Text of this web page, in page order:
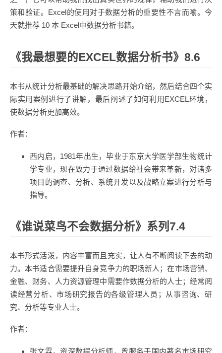
策和验证。Excel的使用对于数据分析的重要性不言而喻。今
天就推荐 10 本 Excel中数据分析书籍。
《我最想要的EXCEL数据分析书》8.6
本书从统计分析最基础的解决思路开始介绍，然后结合四个实
际实用案例进行了讲解，最后阐述了如何利用EXCEL环境，
使数据分析更加高效。
作者：
西内启，1981年出生，毕业于东京大学医学部生物统计
学专业，现在致力于通过数据给社会带来革新，对诸多
项目的调查、分析、系统开发以及战略立案进行分析与
指导。
《谁说菜鸟不会数据分析》系列7.4
本书形式活泼，内容丰富而且充实，让人有不断阅读下去的动
力。本书适合需要提升自身竞争力的职场新人；在市场营销、
金融、财务、人力资源管理中需要作数据分析的人士；经常阅
读经营分析、市场研究报告的各级管理人员；从事咨询、研
究、分析等专业人士。
作者：
张文霖，资深数据分析师，曾服务于国内著名市场研究